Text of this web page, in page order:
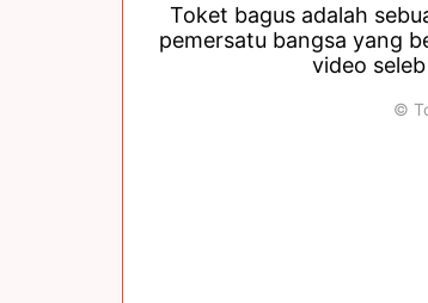
Toket bagus adalah
pemersatu bangsa yang
video
©